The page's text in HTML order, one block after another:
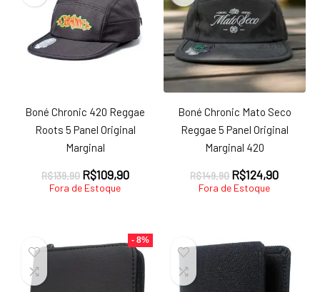
Boné Chronic 420 Reggae
Roots 5 Panel Original
Marginal
R$139,90 O
preço
R$139,90.
R$109,90O
R$109,90.
Fora de Estoque
Boné Chronic Mato Seco
Reggae 5 Panel Original
Marginal 420
R$149,90 O
preço
R$124,90O
Fora de Estoque
- 8%